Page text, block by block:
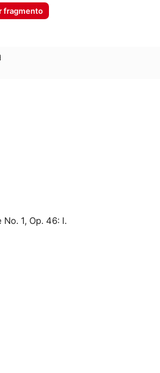
fragmento
1, Op. 46: I.